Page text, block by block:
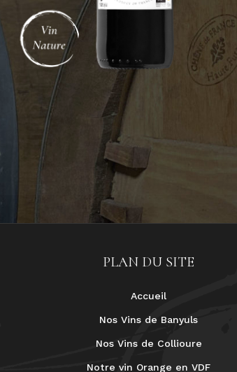
PLAN DU SITE
Accueil
Nos Vins de Banyuls
Nos Vins de Collioure
Notre vin Orange en VDF